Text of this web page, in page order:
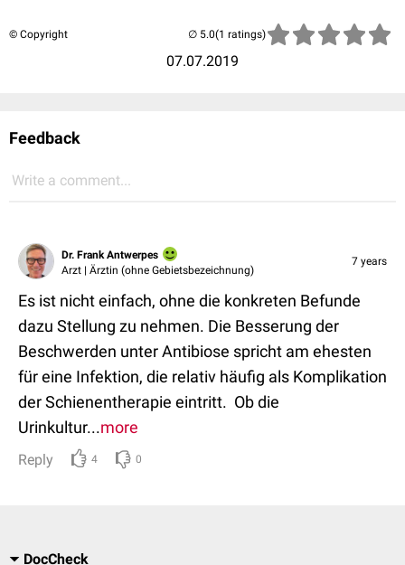
© Copyright
07.07.2019
(1 ratings)
Feedback
Write a comment...
Dr. Frank Antwerpes
Arzt | Ärztin (ohne Gebietsbezeichnung)
7 years
Es ist nicht einfach, ohne die konkreten Befunde
dazu Stellung zu nehmen. Die Besserung der
Beschwerden unter Antibiose spricht am ehesten
für eine Infektion, die relativ häufig als Komplikation
der Schienentherapie eintritt. Ob die
Urinkultur...more
Reply 4 0
DocCheck